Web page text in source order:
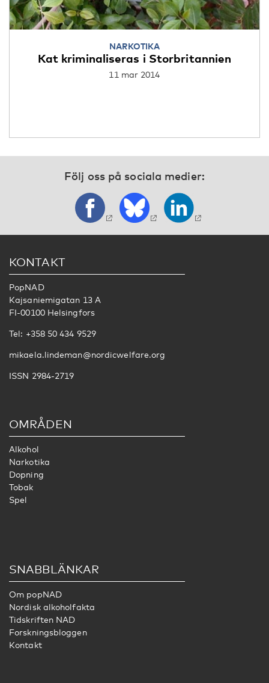
NARKOTIKA
Kat kriminaliseras i Storbritannien
11 mar 2014
Följ oss på sociala medier:
KONTAKT
PopNAD
Kajsaniemigatan 13 A
FI-00100 Helsingfors
Tel: +358 50 434 9529
mikaela.lindeman@nordicwelfare.org
ISSN 2984-2719
OMRÅDEN
Alkohol
Narkotika
Dopning
Tobak
Spel
SNABBLÄNKAR
Om popNAD
Nordisk alkoholfakta
Tidskriften NAD
Forskningsbloggen
Kontakt